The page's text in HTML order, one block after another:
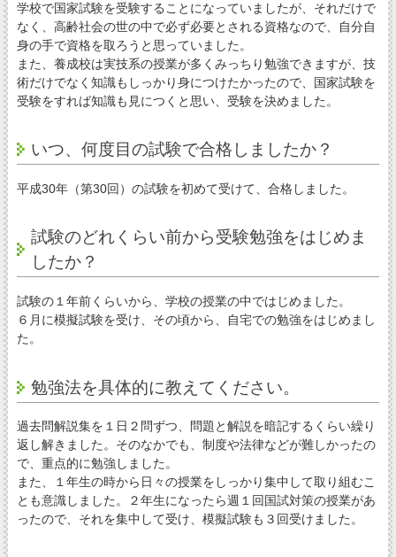
学校で国家試験を受験することになっていましたが、それだけで
なく、高齢社会の世の中で必ず必要とされる資格なので、自分自
身の手で資格を取ろうと思っていました。
また、養成校は実技系の授業が多くみっちり勉強できますが、技
術だけでなく知識もしっかり身につけたかったので、国家試験を
受験をすれば知識も見につくと思い、受験を決めました。
いつ、何度目の試験で合格しましたか？
平成30年（第30回）の試験を初めて受けて、合格しました。
試験のどれくらい前から受験勉強をはじめま
したか？
試験の１年前くらいから、学校の授業の中ではじめました。
６月に模擬試験を受け、その頃から、自宅での勉強をはじめまし
た。
勉強法を具体的に教えてください。
過去問解説集を１日２問ずつ、問題と解説を暗記するくらい繰り
返し解きました。そのなかでも、制度や法律などが難しかったの
で、重点的に勉強しました。
また、１年生の時から日々の授業をしっかり集中して取り組むこ
とも意識しました。２年生になったら週１回国試対策の授業があ
ったので、それを集中して受け、模擬試験も３回受けました。